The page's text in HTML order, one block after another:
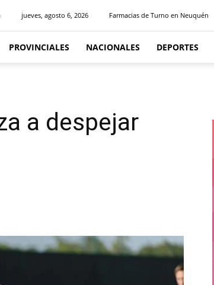
jueves, agosto 6, 2026 Farmacias de Turno en Neuquén
PROVINCIALES NACIONALES DEPORTES
a despejar